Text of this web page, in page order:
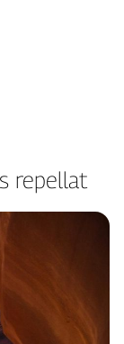
repellat